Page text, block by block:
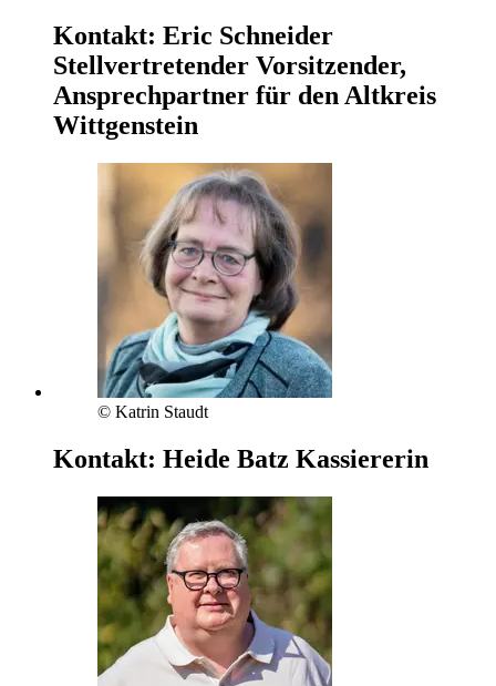
Kontakt: Eric Schneider
Stellvertretender Vorsitzender,
Ansprechpartner für den Altkreis
Wittgenstein
© Katrin Staudt
Kontakt: Heide Batz Kassiererin